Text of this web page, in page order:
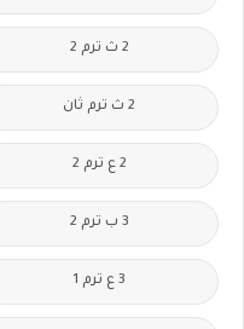
2 ث ترم 2
2 ث ترم ثان
2 ع ترم 2
3 ب ترم 2
3 ع ترم 1